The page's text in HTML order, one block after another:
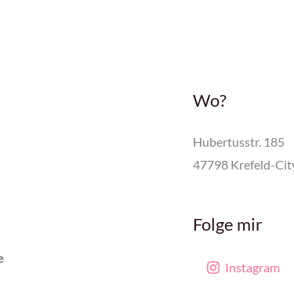
Wo?
Hubertusstr. 185
47798 Krefeld-
Folge mir
Instagram